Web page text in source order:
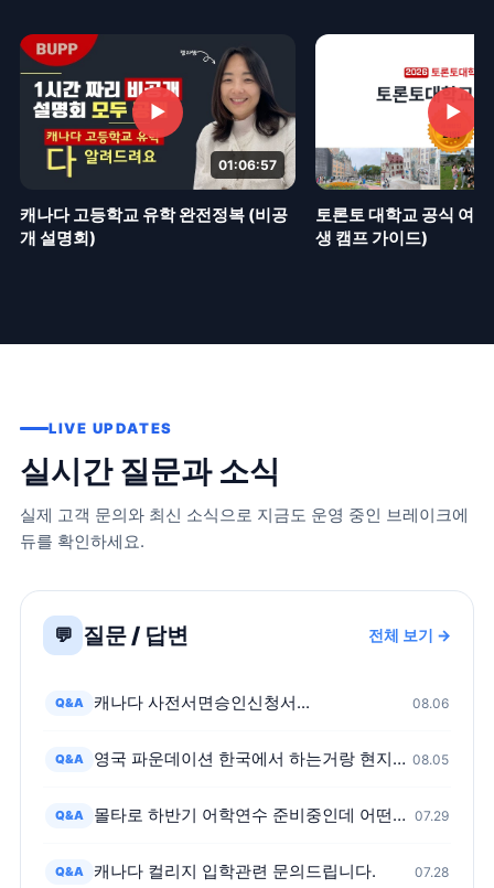
▶
01:06:57
캐나다 고등학교 유학 완전정복 (비공
개 설명회)
▶
토론토 대학교 공식 여
생 캠프 가이드)
LIVE UPDATES
실시간 질문과 소식
실제 고객 문의와 최신 소식으로 지금도 운영 중인 브레이크에
듀를 확인하세요.
💬 질문 / 답변 전체 보기 →
Q&A 캐나다 사전서면승인신청서... 08.06
Q&A 영국 파운데이션 한국에서 하는거랑 현지가서 하는거 어떤차이가 있나요? 08.05
Q&A 몰타로 하반기 어학연수 준비중인데 어떤가요? 07.29
Q&A 캐나다 컬리지 입학관련 문의드립니다. 07.28